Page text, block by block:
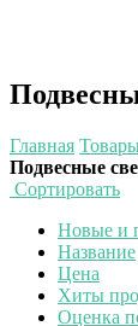
Главная
Подвесные
Сортировать
Новые и
Название
Цена
Хиты
Оценка